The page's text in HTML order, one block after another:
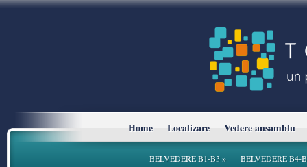
Home Localizare Vedere ansamblu
BELVEDERE B1-B3» BELVEDERE B4-